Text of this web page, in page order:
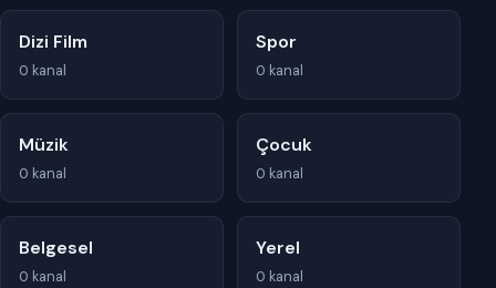
Dizi Film
0 kanal
Spor
0 kanal
Müzik
0 kanal
Çocuk
0 kanal
Belgesel
0 kanal
Yerel
0 kanal